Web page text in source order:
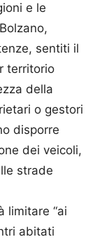
e le
sentiti il
territorio
della
o gestori
disporre
dei veicoli,
strade
limitare “ai
abitati